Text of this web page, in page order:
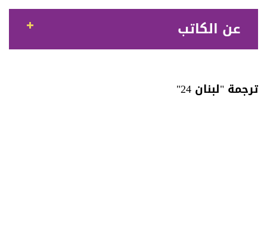
عن الكاتب
ترجمة "لبنان 24"